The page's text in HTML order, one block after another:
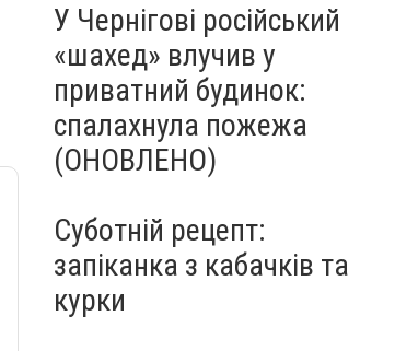
У Чернігові російський
«шахед» влучив у
приватний будинок:
спалахнула пожежа
(ОНОВЛЕНО)
Суботній рецепт:
запіканка з кабачків та
курки